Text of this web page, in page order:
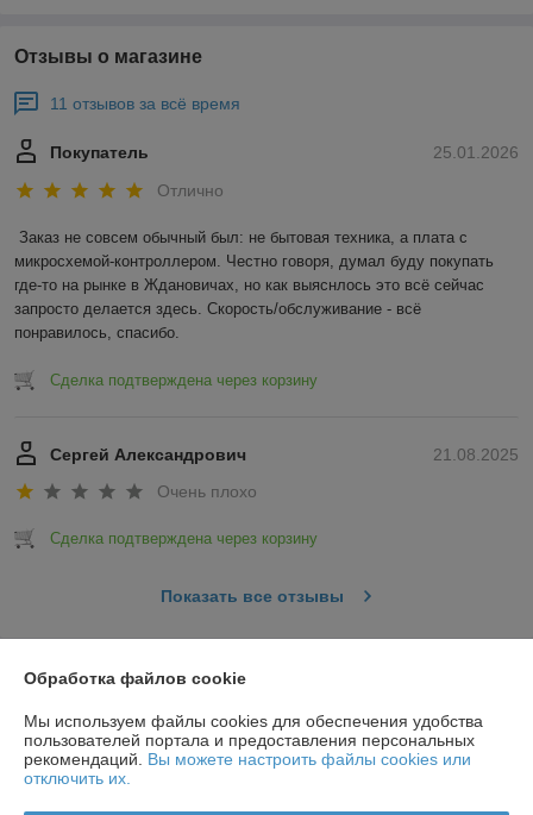
Отзывы о магазине
11 отзывов за всё время
25.01.2026
Покупатель
Отлично
Заказ не совсем обычный был: не бытовая техника, а плата с
микросхемой-контроллером. Честно говоря, думал буду покупать
где-то на рынке в Ждановичах, но как выяснлось это всё сейчас
запросто делается здесь. Скорость/обслуживание - всё
понравилось, спасибо.
Сделка подтверждена через корзину
21.08.2025
Сергей Александрович
Очень плохо
Сделка подтверждена через корзину
Показать все отзывы
О нас
Контакты
Доставка и оплата
Обработка файлов cookie
Мы используем файлы cookies для обеспечения удобства
пользователей портала и предоставления персональных
рекомендаций. Вы можете настроить файлы cookies или
отключить их.